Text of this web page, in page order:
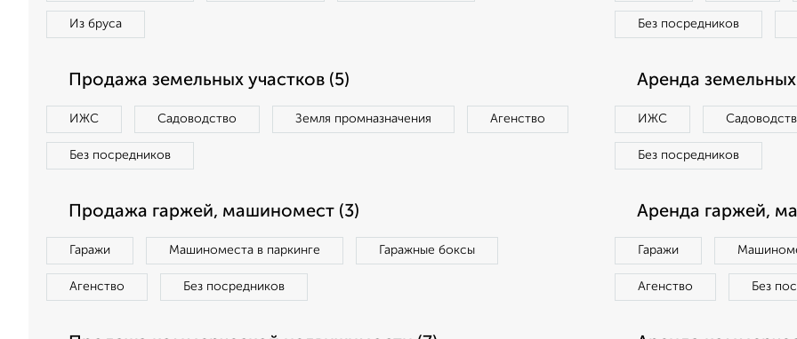
Из бруса Без посредников
Продажа земельных участков (5)
ИЖС Садоводство Земля промназначения Агенство
Без посредников
Аренда земельных
ИЖС
Без посредников
Продажа гаржей, машиномест (3)
Гаражи Машиноместа в паркинге Гаражные боксы
Агенство Без посредников
Аренда гаржей,
Гаражи
Агенство Без